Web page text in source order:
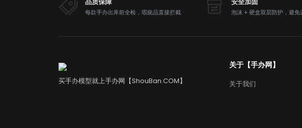
每款手办出库前全检，瑕疵品直接拦截 泡沫 + 硬盒双层防护，避免
买手办模型就上手办网【ShouBan.COM】
关于【手办网】
关于我们